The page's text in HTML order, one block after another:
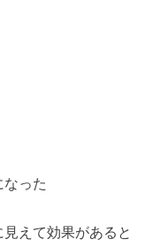
なった
えて効果があると